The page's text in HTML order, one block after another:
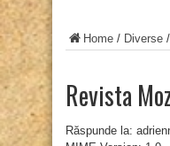
Home / Diverse /
Revista
Răspunde la: